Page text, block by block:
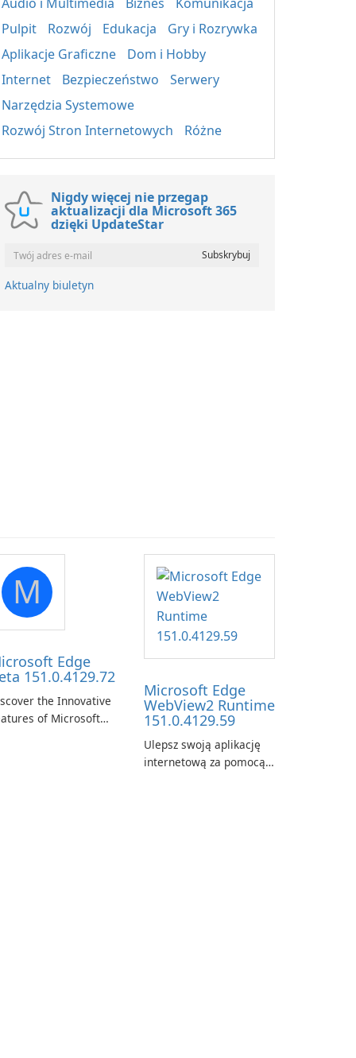
Pulpit
Rozwój Edukacja
Gry i Rozrywka
Aplikacje Graficzne
Dom i Hobby
Internet
Bezpieczeństwo
Serwery
Narzędzia Systemowe
Rozwój Stron Internetowych
Różne
Nigdy więcej nie przegap
aktualizacji dla Microsoft 365
dzięki UpdateStar
Aktualny biuletyn
M
Edge
151.0.4129.72
the Innovative
of Microsoft
Microsoft Edge
WebView2 Runtime
151.0.4129.59
Ulepsz swoją aplikację
internetową za pomocą